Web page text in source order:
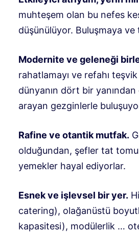
muhteşem olan bu nefes
düşünülüyor. Buluşmaya
Modernite ve geleneği
rahatlamayı ve refahı
dünyanın dört bir
arayan gezginlerle
Rafine ve otantik mutfak.
olduğundan, şefler tat
yemekler hayal ediyorlar.
Esnek ve işlevsel bir yer.
catering), olağanüstü
kapasitesi), modülerlik …